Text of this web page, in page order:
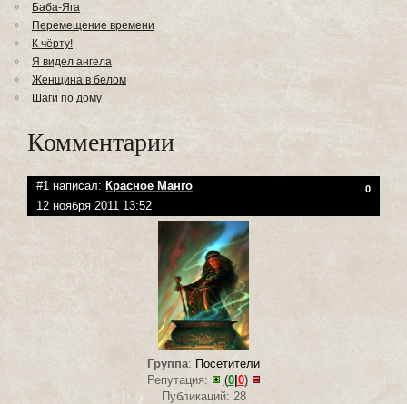
Баба-Яга
Перемещение времени
К чёрту!
Я видел ангела
Женщина в белом
Шаги по дому
Комментарии
#1 написал: Красное Манго 0
12 ноября 2011 13:52
Группа: Посетители
Репутация:
(0| 0)
Публикаций: 28